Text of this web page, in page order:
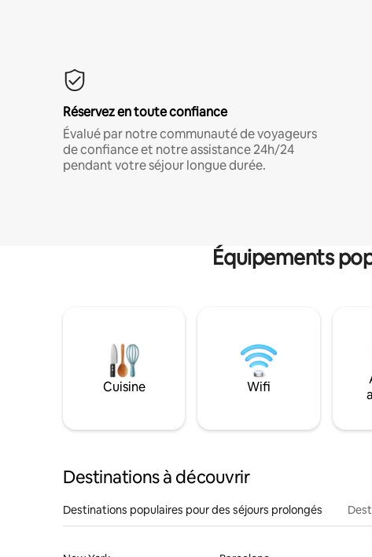
Réservez en toute confiance
Évalué par notre communauté de voyageurs
de confiance et notre assistance 24h/24
pendant votre séjour longue durée.
Équipements
Cuisine Wifi
Destinations à découvrir
Destinations populaires pour des séjours prolongés